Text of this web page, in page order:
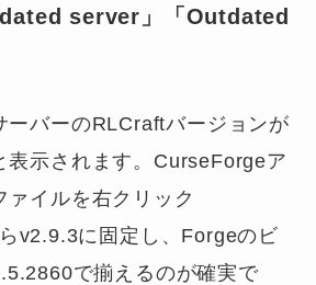
server」「Outdated
ーバーのRLCraftバージョンが
表示されます。CurseForgeア
ァイルを右クリック
v2.9.3に固定し、Forgeのビ
で揃えるのが確実で